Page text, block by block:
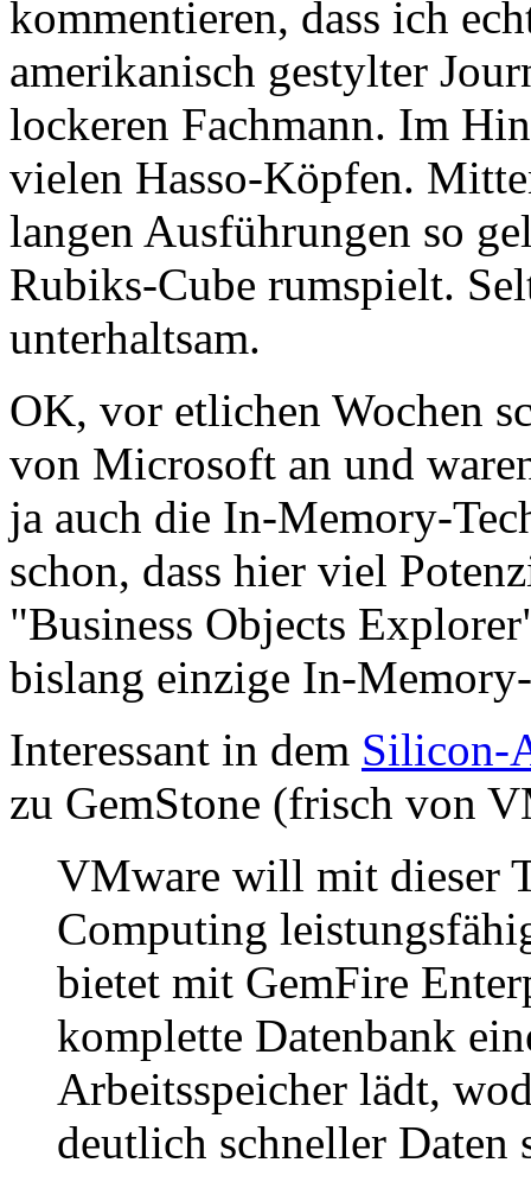
kommentieren, dass ich
amerikanisch gestylter
lockeren Fachmann. Im
vielen Hasso-Köpfen.
langen Ausführungen so
Rubiks-Cube rumspielt.
unterhaltsam.
OK, vor etlichen Wochen
von Microsoft an und
ja auch die In-Memory-
schon, dass hier viel
"Business Objects
bislang einzige In-
Interessant in dem Silicon-
zu GemStone (frisch von
VMware will mit dieser
Computing
bietet mit GemFire
komplette Datenbank
Arbeitsspeicher lädt,
deutlich schneller Daten